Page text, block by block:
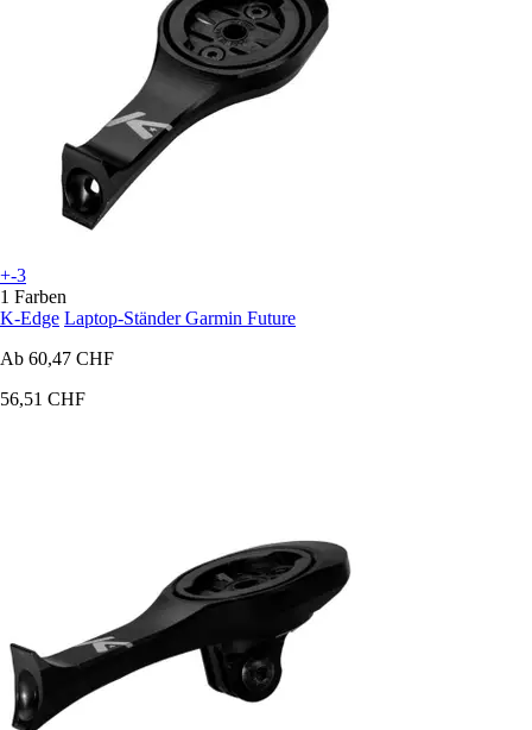
+-3
1 Farben
K-Edge Laptop-Ständer Garmin Future
Ab 60,47 CHF
56,51 CHF